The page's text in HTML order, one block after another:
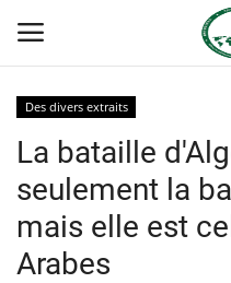
Accueil
Terms & Conditions
Des divers extraits
La bataille
seulement la
mais elle est
Arabes